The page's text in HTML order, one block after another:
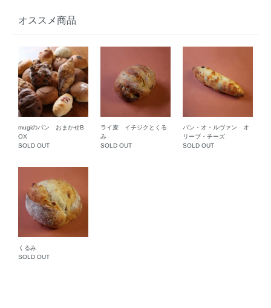
オススメ商品
mugiのパン おまかせB
OX
SOLD OUT
ライ麦 イチジクとくる
み
SOLD OUT
パン・オ・ルヴァン オ
リーブ・チーズ
SOLD OUT
くるみ
SOLD OUT